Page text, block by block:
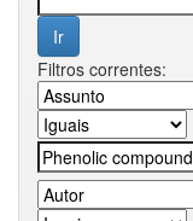
Filtros correntes: